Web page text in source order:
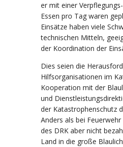
er mit einer
Essen pro Tag waren
Einsätze haben viele
technischen Mitteln,
der Koordination der
Dies seien die
Hilfsorganisationen im
Kooperation mit der
und
der Katastrophenschutz
Anders als bei
des DRK aber nicht
Land in die große